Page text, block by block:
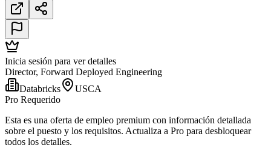
Inicia sesión para ver detalles
Director, Forward Deployed Engineering
Databricks
USCA
Pro Requerido
Esta es una oferta de empleo premium con información detallada
sobre el puesto y los requisitos. Actualiza a Pro para desbloquear
todos los detalles.